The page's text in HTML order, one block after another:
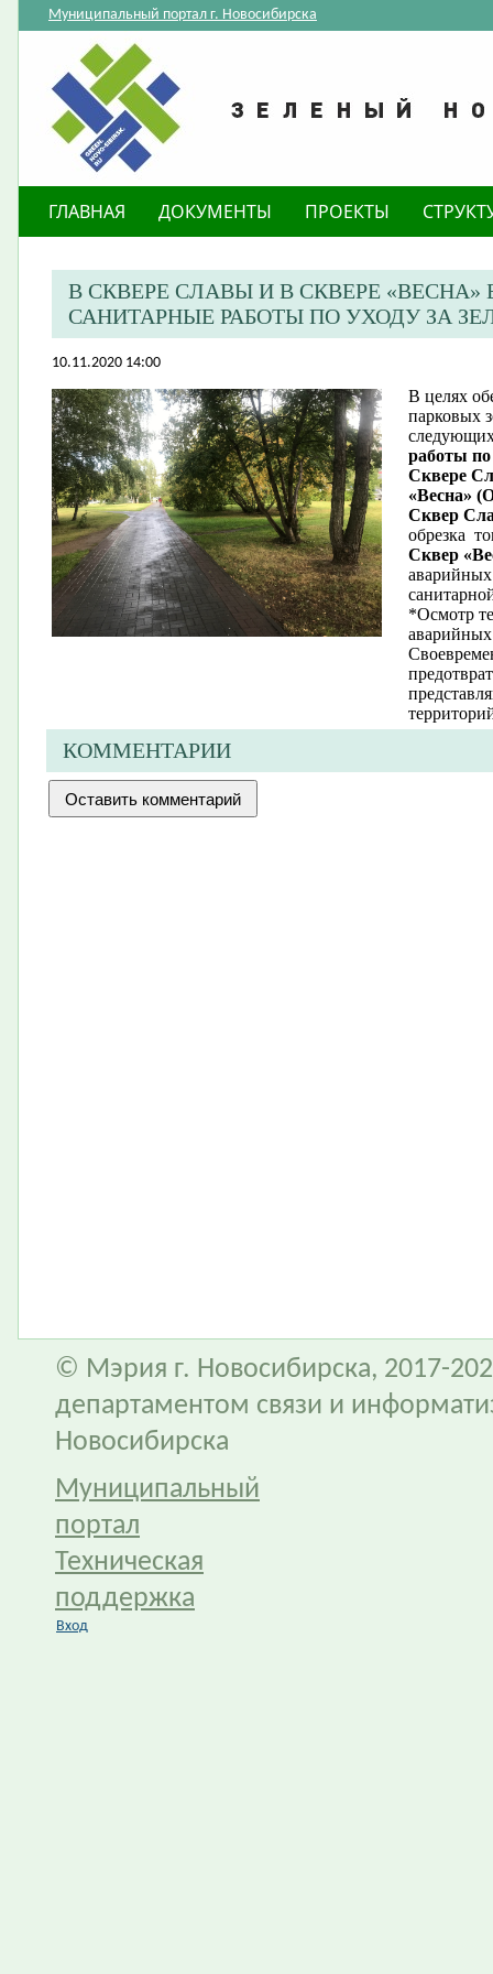
Муниципальный портал г. Новосибирска
ГЛАВНАЯ ДОКУМЕНТЫ ПРОЕКТЫ
В СКВЕРЕ СЛАВЫ И В СКВЕРЕ «ВЕСНА»
САНИТАРНЫЕ РАБОТЫ ПО УХОДУ ЗА
10.11.2020 14:00
В целях
парковых
работы
Сквере
«Весна»
Сквер
обрезка
Сквер
*Осмотр
аварийных
КОММЕНТАРИИ
© Мэрия г. Новосибирска, 2017-
департаментом связи и
Новосибирска
Муниципальный
портал
Техническая
поддержка
Вход